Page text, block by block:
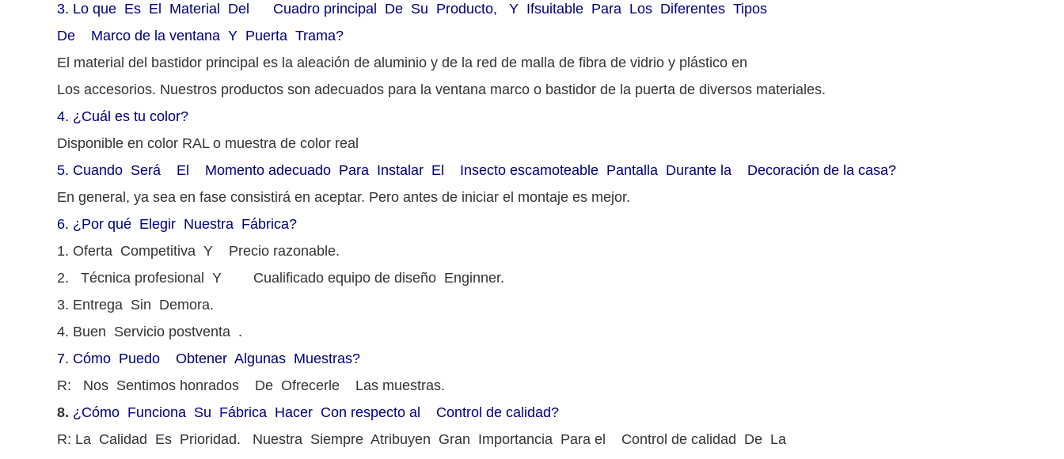
3. Lo que Es El Material Del Cuadro principal De Su Producto, Y Ifsuitable Para Los Diferentes Tipos
De Marco de la ventana Y Puerta Trama?
El material del bastidor principal es la aleación de aluminio y de la red de malla de fibra de vidrio y plástico en
Los accesorios. Nuestros productos son adecuados para la ventana marco o bastidor de la puerta de diversos materiales.
4. ¿Cuál es tu color?
Disponible en color RAL o muestra de color real
5. Cuando Será El Momento adecuado Para Instalar El Insecto escamoteable Pantalla Durante la Decoración de la casa?
En general, ya sea en fase consistirá en aceptar. Pero antes de iniciar el montaje es mejor.
6. ¿Por qué Elegir Nuestra Fábrica?
1. Oferta Competitiva Y Precio razonable.
2. Técnica profesional Y Cualificado equipo de diseño Enginner.
3. Entrega Sin Demora.
4. Buen Servicio postventa .
7. Cómo Puedo Obtener Algunas Muestras?
R: Nos Sentimos honrados De Ofrecerle Las muestras.
8. ¿Cómo Funciona Su Fábrica Hacer Con respecto al Control de calidad?
R: La Calidad Es Prioridad. Nuestra Siempre Atribuyen Gran Importancia Para el Control de calidad De La